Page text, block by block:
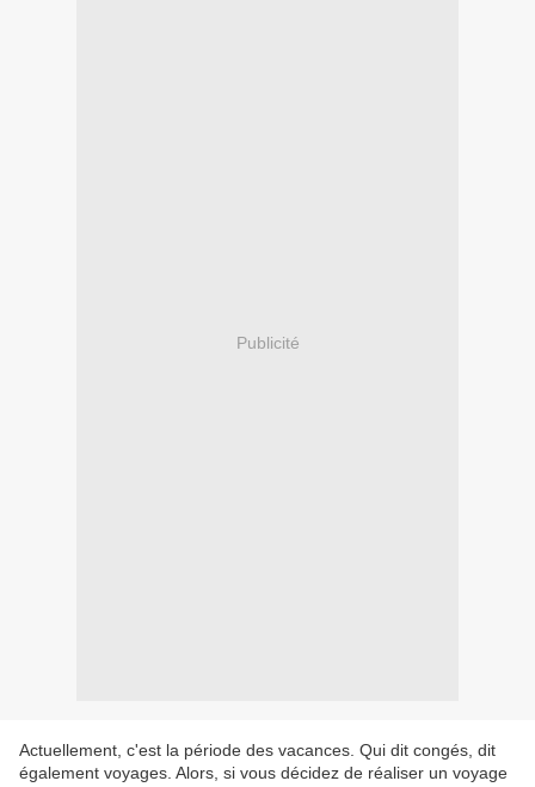
Publicité
Actuellement, c'est la période des vacances. Qui dit congés, dit
également voyages. Alors, si vous décidez de réaliser un voyage